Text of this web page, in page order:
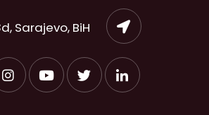
Sarajevo, BiH